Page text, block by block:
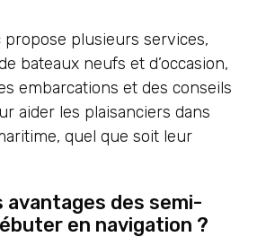
plusieurs services,
bateaux neufs et d’occasion,
embarcations et des conseils
aider les plaisanciers dans
quel que soit leur
avantages des semi-
en navigation ?